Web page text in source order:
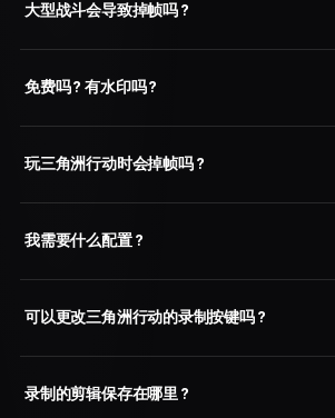
大型战斗会导致掉帧吗？
免费吗？有水印吗？
玩三角洲行动时会掉帧吗？
我需要什么配置？
可以更改三角洲行动的录制按键吗？
录制的剪辑保存在哪里？